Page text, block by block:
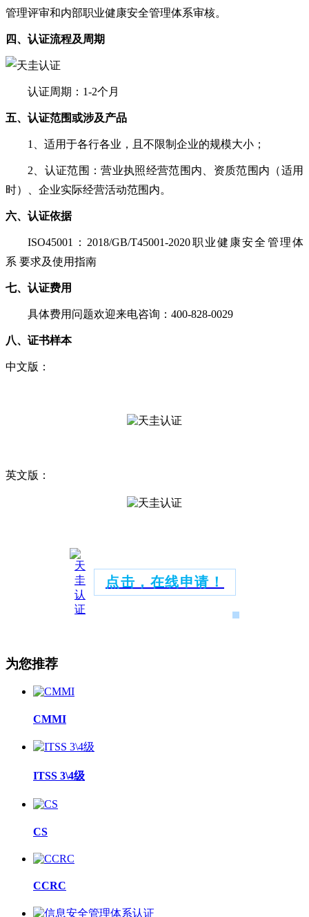
管理评审和内部职业健康安全管理体系审核。
四、 认证流程及周期
认证周期：1-2个月
五、认证范围或涉及产品
1、 适用于各行各业，且不限制企业的规模大小 ；
2、 认证范围：营业执照经营范围内、资质范围内（适用
时）、企业实际经营活动范围内。
六、认证依据
ISO45001：2018/GB/T45001-2020职业健康安全管理体
系 要求及使用指南
七、认证费用
具体费用问题欢迎来电咨询 ： 400-828-0029
八、证书样本
中文版：
英文版：
点击，在线申请！
为您推荐
CMMI
ITSS 3\4级
CS
CCRC